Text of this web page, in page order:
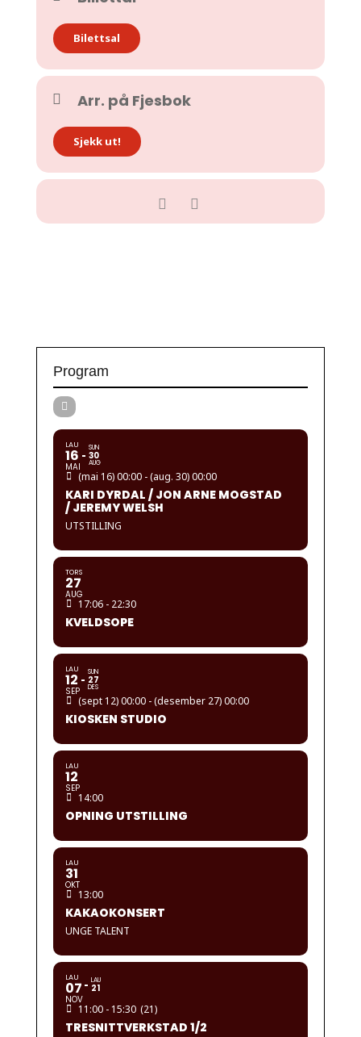
Bilettsal
Arr. på Fjesbok
Sjekk ut!
Program
LAU
16
MAI
SUN
30
AUG
(mai 16) 00:00 - (aug. 30) 00:00
KARI DYRDAL / JON ARNE MOGSTAD
/ JEREMY WELSH
UTSTILLING
TORS
27
AUG
17:06 - 22:30
KVELDSOPE
LAU
12
SEP
SUN
27
DES
(sept 12) 00:00 - (desember 27) 00:00
KIOSKEN STUDIO
LAU
12
SEP
14:00
OPNING UTSTILLING
LAU
31
OKT
13:00
KAKAOKONSERT
UNGE TALENT
LAU
07
NOV
LAU
21
11:00 - 15:30 (21)
TRESNITTVERKSTAD 1/2